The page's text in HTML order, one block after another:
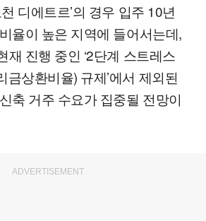
디에트르’의 경우 입주 10년
율이 높은 지역에 들어서는데,
재 진행 중인 ‘2단계 스트레스
금상환비율) 규제’에서 제외된
축 거주 수요가 집중될 전망이
ADVERTISEMENT